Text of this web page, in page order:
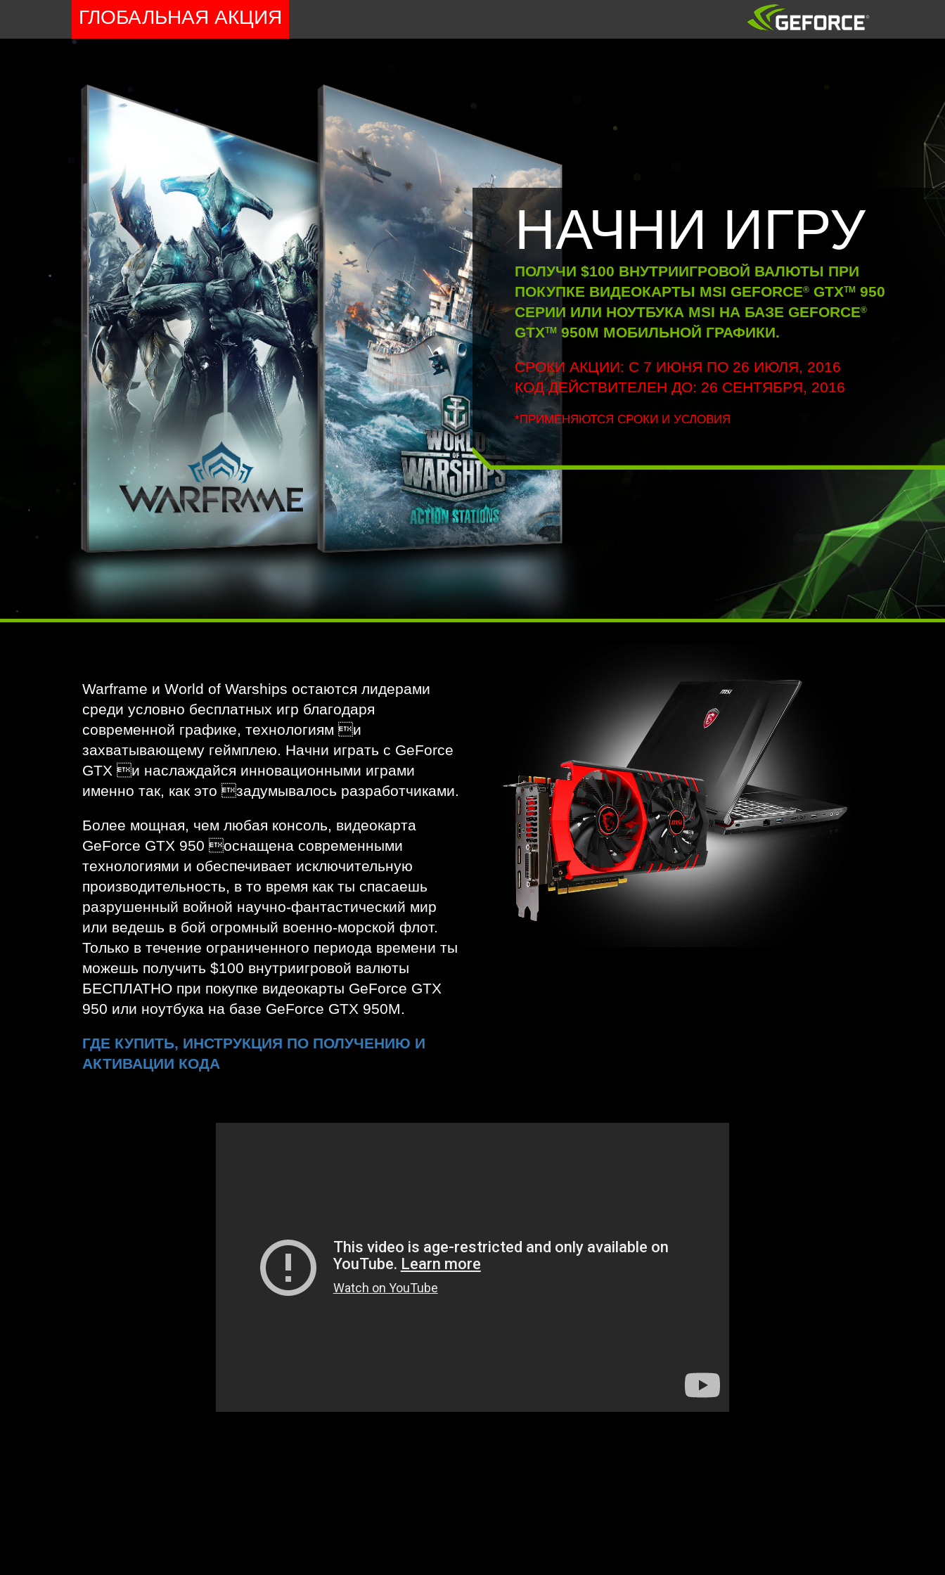
ГЛОБАЛЬНАЯ АКЦИЯ
НАЧНИ ИГРУ
ПОЛУЧИ $100 ВНУТРИИГРОВОЙ ВАЛЮТЫ ПРИ
ПОКУПКЕ ВИДЕОКАРТЫ MSI GEFORCE® GTXTM 950
СЕРИИ ИЛИ НОУТБУКА MSI НА БАЗЕ GEFORCE®
GTXTM 950M МОБИЛЬНОЙ ГРАФИКИ.
СРОКИ АКЦИИ: С 7 ИЮНЯ ПО 26 ИЮЛЯ, 2016
КОД ДЕЙСТВИТЕЛЕН ДО: 26 СЕНТЯБРЯ, 2016
*ПРИМЕНЯЮТСЯ СРОКИ И УСЛОВИЯ
Warframe и World of Warships остаются лидерами
среди условно бесплатных игр благодаря
современной графике, технологиям и
захватывающему геймплею. Начни играть с GeForce
GTX и наслаждайся инновационными играми
именно так, как это задумывалось разработчиками.
Более мощная, чем любая консоль, видеокарта
GeForce GTX 950 оснащена современными
технологиями и обеспечивает исключительную
производительность, в то время как ты спасаешь
разрушенный войной научно-фантастический мир
или ведешь в бой огромный военно-морской флот.
Только в течение ограниченного периода времени ты
можешь получить $100 внутриигровой валюты
БЕСПЛАТНО при покупке видеокарты GeForce GTX
950 или ноутбука на базе GeForce GTX 950M.
ГДЕ КУПИТЬ, ИНСТРУКЦИЯ ПО ПОЛУЧЕНИЮ И
АКТИВАЦИИ КОДА